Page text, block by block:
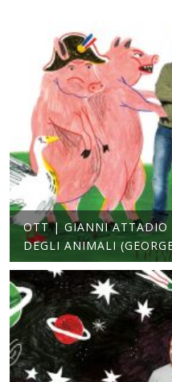
OTT | GIANNI ATTADIO
DEGLI ANIMALI